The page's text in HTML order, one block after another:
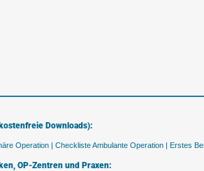
Downloads):
Operation | Checkliste Ambulante Operation | Erstes
OP-Zentren und Praxen: